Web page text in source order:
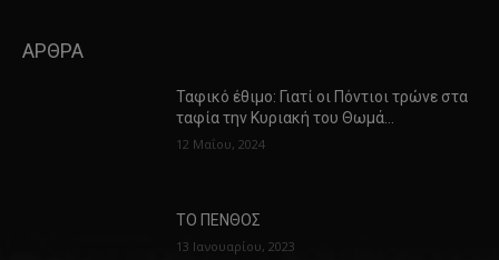
ΑΡΘΡΑ
Ταφικό έθιμο: Γιατί οι Πόντιοι τρώνε στα
ταφία την Κυριακή του Θωμά…
12 Μαΐου, 2024
ΤΟ ΠΕΝΘΟΣ
13 Ιανουαρίου, 2023